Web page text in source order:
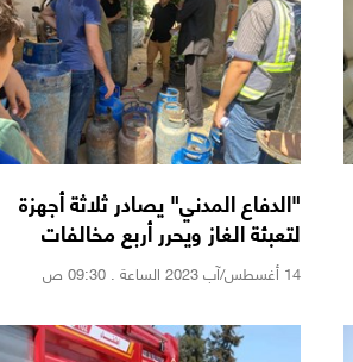
"الدفاع المدني" يصادر ثلاثة أجهزة
لتعبئة الغاز ويحرر أربع مخالفات
14 أغسطس/آب 2023 الساعة . 09:30 ص